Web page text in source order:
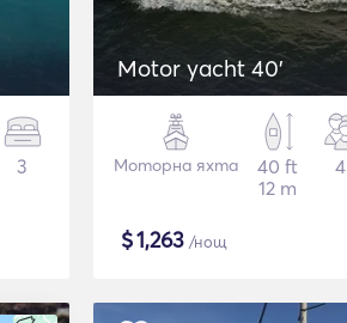
3
Motor yacht 40'
Моторна яхта
40 ft
12 m
4
$1,263 /нощ